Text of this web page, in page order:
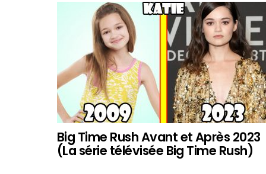
Big Time Rush Avant et Après 2023
(La série télévisée Big Time Rush)